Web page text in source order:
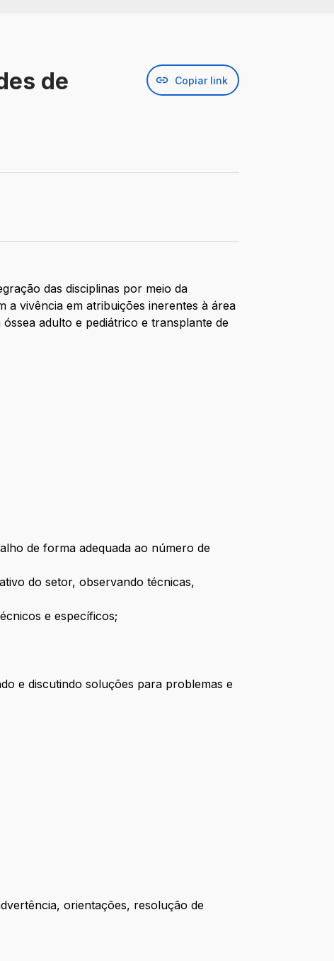
de
Copiar link
das disciplinas por meio da
a vivência em atribuições inerentes à área
adulto e pediátrico e transplante de
de forma adequada ao número de
do setor, observando técnicas,
e específicos;
e discutindo soluções para problemas e
orientações, resolução de